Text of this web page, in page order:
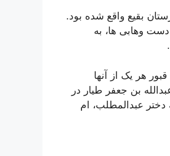
قمری در قبرستان بقیع واقع شده بود.
دست وهابی ها، به
هر یک از آنها
بن جعفر طیار در
عبدالمطلب، ام